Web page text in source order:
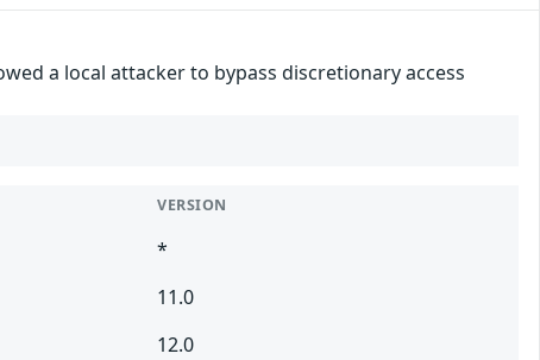
a local attacker to bypass discretionary access
VERSION
*
11.0
12.0